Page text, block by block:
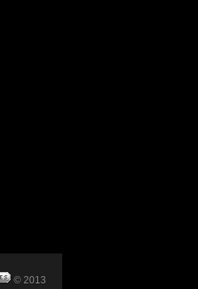
© 2013